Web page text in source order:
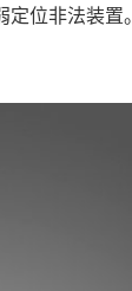
位非法装置。